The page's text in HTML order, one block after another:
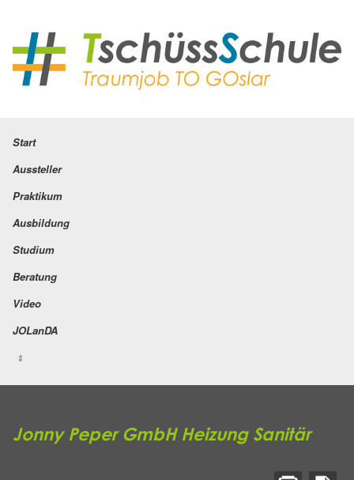
Start
Aussteller
Praktikum
Ausbildung
Studium
Beratung
Video
JOLanDA
Jonny Peper GmbH Heizung Sanitär